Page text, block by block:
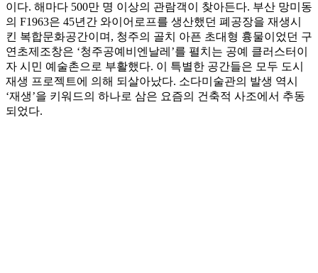
이다. 해마다 500만 명 이상의 관람객이 찾아든다. 부산 망미동
의 F1963은 45년간 와이어로프를 생산했던 폐공장을 재생시
킨 복합문화공간이며, 청주의 골치 아픈 초대형 흉물이었던 구
연초제조창은 ‘청주공예비엔날레’를 펼치는 공예 클러스터이
자 시민 예술촌으로 부활했다. 이 특별한 공간들은 모두 도시
재생 프로젝트에 의해 되살아났다. 소다미술관의 발생 역시
‘재생’을 키워드의 하나로 삼은 요즘의 건축적 사조에서 추동
되었다.